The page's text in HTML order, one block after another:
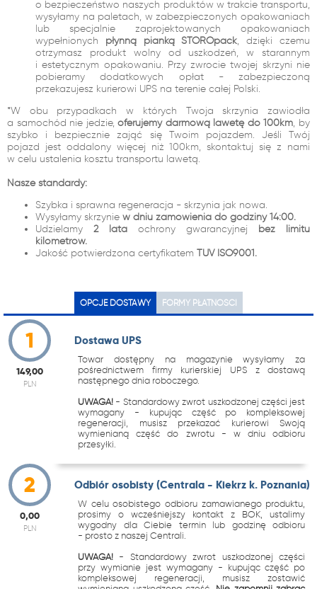
o bezpieczeństwo naszych produktów w trakcie transportu,
wysyłamy na paletach, w zabezpieczonych opakowaniach
lub specjalnie zaprojektowanych opakowaniach
wypełnionych płynną pianką STOROpack, dzięki czemu
otrzymasz produkt wolny od uszkodzeń, w starannym
i estetycznym opakowaniu. Przy zwrocie twojej skrzyni nie
pobieramy dodatkowych opłat - zabezpieczoną
przekazujesz kurierowi UPS na terenie całej Polski.
*W obu przypadkach w których Twoja skrzynia zawiodła
a samochód nie jedzie,oferujemy darmową lawetę do 100km, by
szybko i bezpiecznie zająć się Twoim pojazdem. Jeśli Twój
pojazd jest oddalony więcej niż 100km, skontaktuj się z nami
w celu ustalenia kosztu transportu lawetą.
Nasze standardy:
Szybka i sprawna regeneracja - skrzynia jak nowa.
Wysyłamy skrzynie w dniu zamówienia do godziny 14:00.
Udzielamy 2 lata ochrony gwarancyjnej bez limitu
kilometrów.
Jakość potwierdzona certyfikatem TUV ISO9001.
OPCJE DOSTAWY FORMY PŁATNOŚCI
1
149,00
PLN
Dostawa UPS
Towar dostępny na magazynie wysyłamy za
pośrednictwem firmy kurierskiej UPS z dostawą
następnego dnia roboczego.
UWAGA! - Standardowy zwrot uszkodzonej części jest
wymagany - kupując część po kompleksowej
regeneracji, musisz przekazać kurierowi Swoją
wymienianą część do zwrotu - w dniu odbioru
przesyłki.
2
0,00
PLN
Odbiór osobisty (Centrala - Kiekrz k. Poznania)
W celu osobistego odbioru zamawianego produktu,
prosimy o wcześniejszy kontakt z BOK, ustalimy
wygodny dla Ciebie termin lub godzinę odbioru
- prosto z naszej Centrali.
UWAGA! - Standardowy zwrot uszkodzonej części
przy wymianie jest wymagany - kupując część po
kompleksowej regeneracji, musisz zostawić